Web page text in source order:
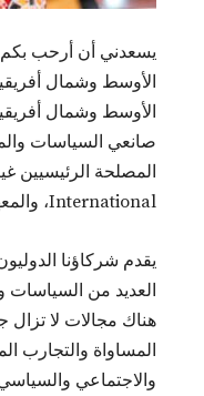
يسعدني أن أرحب
الأوسط وشمال
الأوسط وشمال
صانعي السياسات
International، والمعهد الدولي للشيخوخة التابع للأمم المتحدة، والمعهد العالمي لصحة الدماغ.
يقدم شركاؤنا
العديد من السياسات
هناك مجالات لا تزال
المساواة والتجارب
والاجتماعي